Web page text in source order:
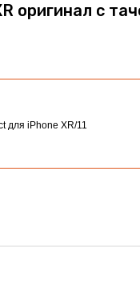
оригинал с
для iPhone XR/11